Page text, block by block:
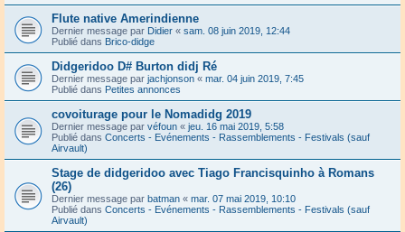
Flute native Amerindienne
Dernier message par Didier « sam. 08 juin 2019, 12:44
Publié dans Brico-didge
Didgeridoo D# Burton didj Ré
Dernier message par jachjonson « mar. 04 juin 2019, 7:45
Publié dans Petites annonces
covoiturage pour le Nomadidg 2019
Dernier message par véfoun « jeu. 16 mai 2019, 5:58
Publié dans Concerts - Evénements - Rassemblements - Festivals (sauf
Airvault)
Stage de didgeridoo avec Tiago Francisquinho à Romans
(26)
Dernier message par batman « mar. 07 mai 2019, 10:10
Publié dans Concerts - Evénements - Rassemblements - Festivals (sauf
Airvault)